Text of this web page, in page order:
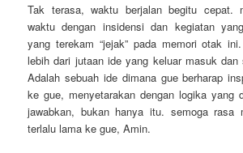
Tak terasa, waktu berjalan begitu cepat.
waktu dengan insidensi dan kegiatan
yang terekam “jejak” pada memori otak
lebih dari jutaan ide yang keluar masuk
Adalah sebuah ide dimana gue berharap
ke gue, menyetarakan dengan logika yang
jawabkan, bukan hanya itu. semoga rasa
terlalu lama ke gue, Amin.